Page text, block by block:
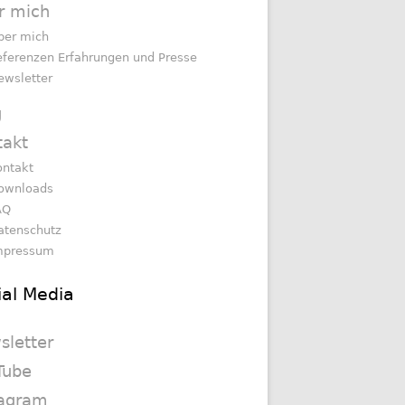
mich
mich
Erfahrungen und Presse
Media